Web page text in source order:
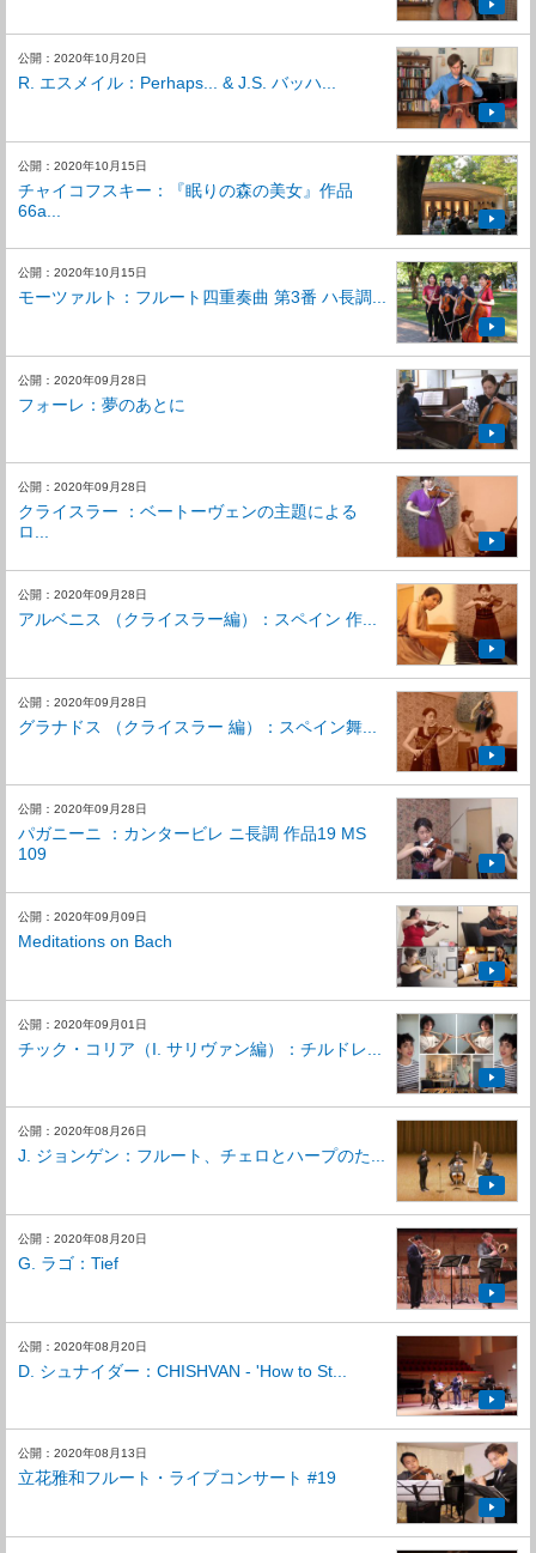
公開：2020年10月20日
R. エスメイル：Perhaps... & J.S. バッハ...
公開：2020年10月15日
チャイコフスキー：『眠りの森の美女』作品
66a...
公開：2020年10月15日
モーツァルト：フルート四重奏曲 第3番 ハ長調...
公開：2020年09月28日
フォーレ：夢のあとに
公開：2020年09月28日
クライスラー ：ベートーヴェンの主題による
ロ...
公開：2020年09月28日
アルベニス （クライスラー編）：スペイン 作...
公開：2020年09月28日
グラナドス （クライスラー 編）：スペイン舞...
公開：2020年09月28日
パガニーニ ：カンタービレ ニ長調 作品19 MS
109
公開：2020年09月09日
Meditations on Bach
公開：2020年09月01日
チック・コリア（I. サリヴァン編）：チルドレ...
公開：2020年08月26日
J. ジョンゲン：フルート、チェロとハープのた...
公開：2020年08月20日
G. ラゴ：Tief
公開：2020年08月20日
D. シュナイダー：CHISHVAN - 'How to St...
公開：2020年08月13日
立花雅和フルート・ライブコンサート #19